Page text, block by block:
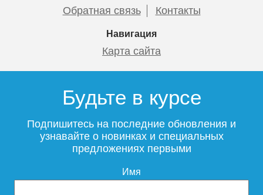
Обратная связь Контакты
Навигация
Карта сайта
Будьте в курсе
Подпишитесь на последние обновления и
узнавайте о новинках и специальных
предложениях первыми
Имя